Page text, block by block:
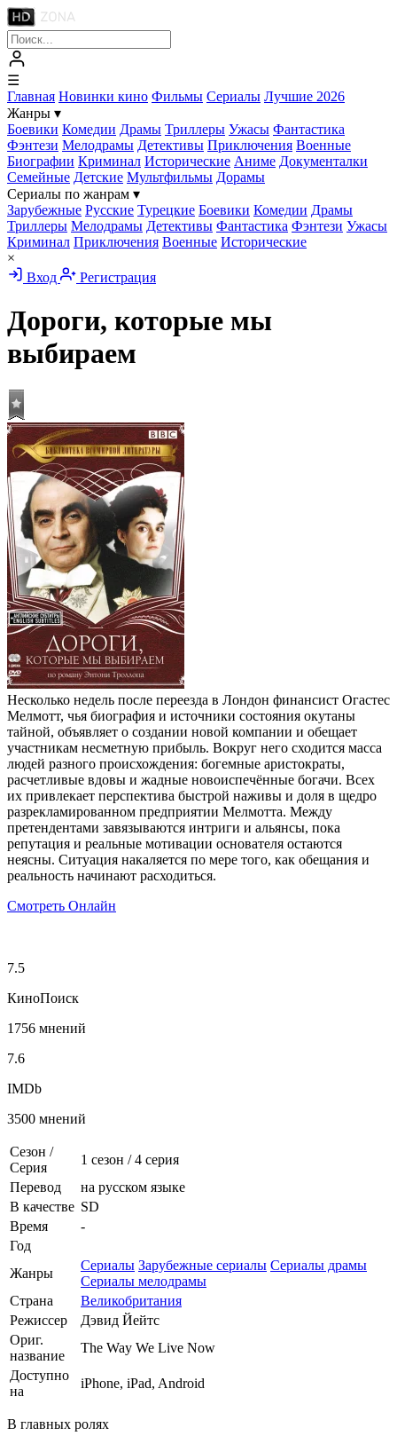
☰
Главная Новинки кино Фильмы Сериалы Лучшие 2026
Жанры ▾
Боевики Комедии Драмы Триллеры Ужасы Фантастика
Фэнтези Мелодрамы Детективы Приключения Военные
Биографии Криминал Исторические Аниме Документалки
Семейные Детские Мультфильмы Дорамы
Сериалы по жанрам ▾
Зарубежные Русские Турецкие Боевики Комедии Драмы
Триллеры Мелодрамы Детективы Фантастика Фэнтези Ужасы
Криминал Приключения Военные Исторические
×
Вход
Регистрация
Дороги, которые мы
выбираем
Несколько недель после переезда в Лондон финансист Огастес
Мелмотт, чья биография и источники состояния окутаны
тайной, объявляет о создании новой компании и обещает
участникам несметную прибыль. Вокруг него сходится масса
людей разного происхождения: богемные аристократы,
расчетливые вдовы и жадные новоиспечённые богачи. Всех
их привлекает перспектива быстрой наживы и доля в щедро
разрекламированном предприятии Мелмотта. Между
претендентами завязываются интриги и альянсы, пока
репутация и реальные мотивации основателя остаются
неясны. Ситуация накаляется по мере того, как обещания и
реальность начинают расходиться.
Смотреть Онлайн
7.5
КиноПоиск
1756 мнений
7.6
IMDb
3500 мнений
Сезон /
Серия
1 сезон /4 серия
Перевод
на русском языке
В качестве SD
Время
-
Год
Жанры
Сериалы Зарубежные сериалы Сериалы драмы
Сериалы мелодрамы
Страна
Великобритания
Режиссер
Дэвид Йейтс
Ориг.
название
The Way We Live Now
Доступно
на
iPhone, iPad, Android
В главных ролях